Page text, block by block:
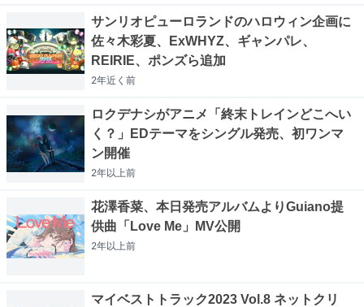
サンリオピューロランドのハロウィン企画に
佐々木彩夏、ExWHYZ、ギャンパレ、
REIRIE、ポンズら追加
2年近く 前
ロクデナシがアニメ「終末トレインどこへい
く？」EDテーマをシングル発売、初ワンマ
ン開催
2年以上前
花澤香菜、本日発売アルバムよりGuiano提
供曲「Love Me」MV公開
2年以上前
マイベストトラック2023 Vol.8 ネットクリ